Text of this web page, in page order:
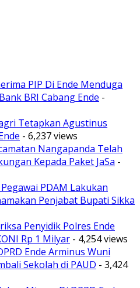
PIP Di Ende Menduga
BRI Cabang Ende -
Tetapkan Agustinus
- 6,237 views
Nangapanda Telah
Kepada Paket JaSa -
PDAM Lakukan
Penjabat Bupati Sikka
Penyidik Polres Ende
Rp 1 Milyar - 4,254 views
Ende Arminus Wuni
Sekolah di PAUD - 3,424